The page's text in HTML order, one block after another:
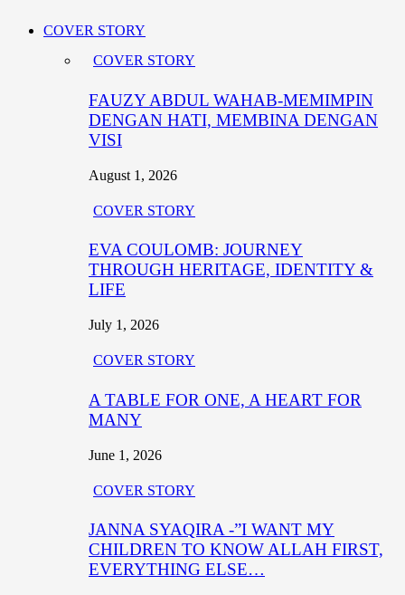
COVER STORY
COVER STORY
FAUZY ABDUL WAHAB-MEMIMPIN
DENGAN HATI, MEMBINA DENGAN
VISI
August 1, 2026
COVER STORY
EVA COULOMB: JOURNEY
THROUGH HERITAGE, IDENTITY &
LIFE
July 1, 2026
COVER STORY
A TABLE FOR ONE, A HEART FOR
MANY
June 1, 2026
COVER STORY
JANNA SYAQIRA -”I WANT MY
CHILDREN TO KNOW ALLAH FIRST,
EVERYTHING ELSE…